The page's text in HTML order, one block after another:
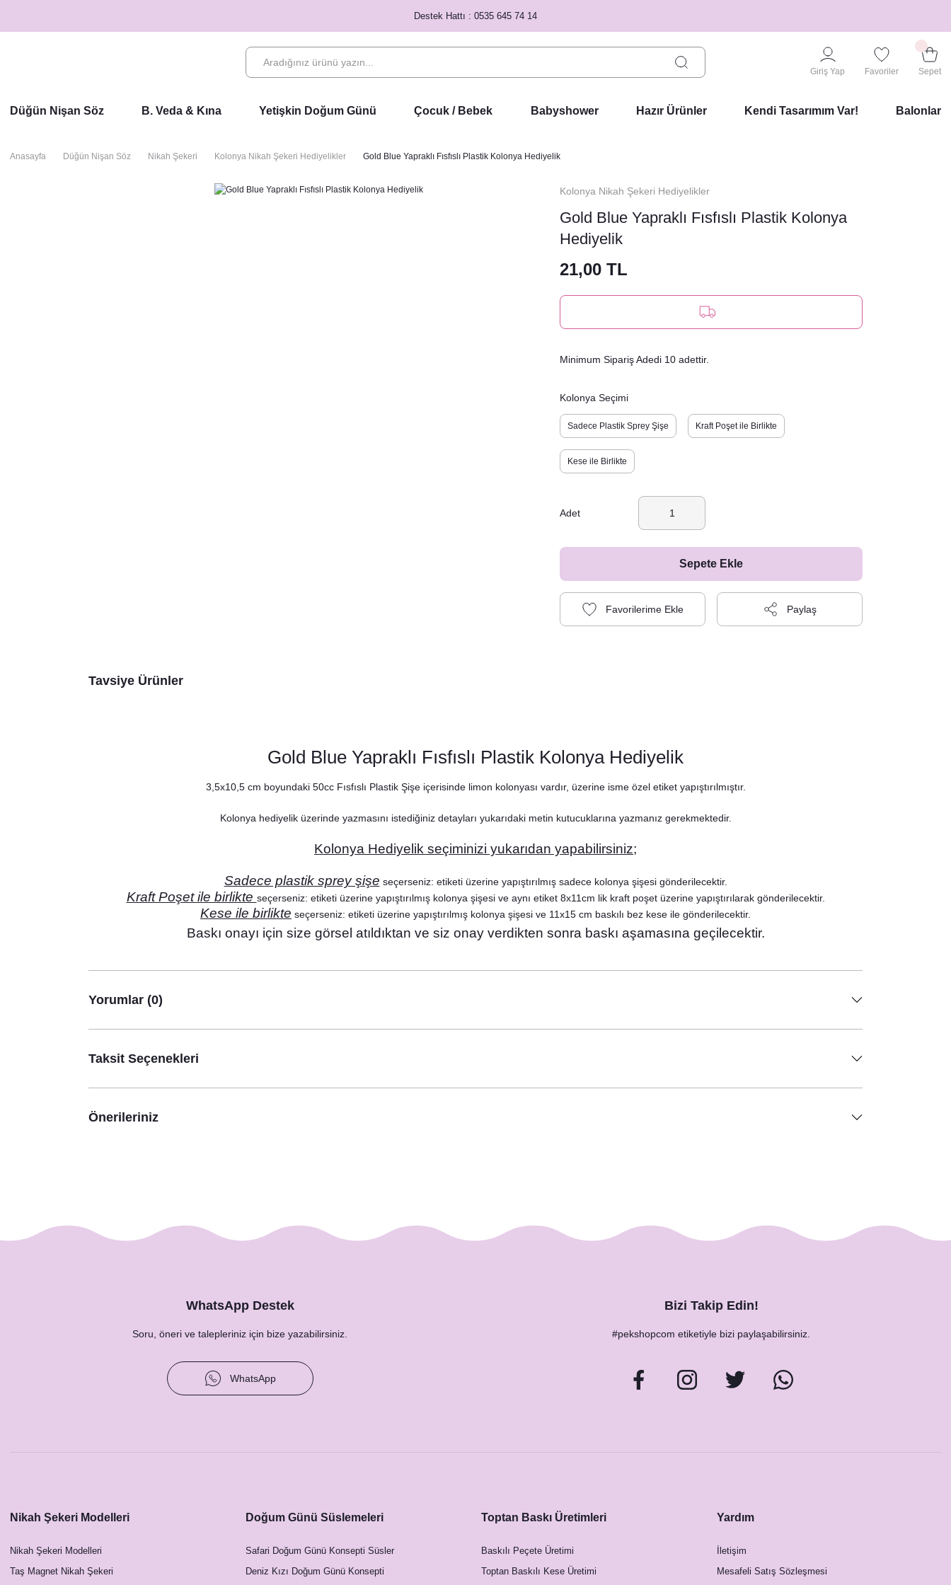
Destek Hattı : 0535 645 74 14
Giriş Yap Favoriler Sepet
Düğün Nişan Söz B. Veda & Kına Yetişkin Doğum Günü Çocuk / Bebek Babyshower Hazır Ürünler Kendi Tasarımım Var! Balonlar
Anasayfa Düğün Nişan Söz Nikah Şekeri Kolonya Nikah Şekeri Hediyelikler Gold Blue Yapraklı Fısfıslı Plastik Kolonya Hediyelik
Tavsiye Ürünler
Gold Blue Yapraklı Konsept Peçete
8,75 TL
18,50 TL
Kolonya Nikah Şekeri Hediyelikler
Gold Blue Yapraklı Fısfıslı Plastik Kolonya
Hediyelik
21,00 TL
Minimum Sipariş Adedi 10 adettir.
Kolonya Seçimi
Sadece Plastik Sprey Şişe Kraft Poşet ile Birlikte
Kese ile Birlikte
Adet
Sepete Ekle
Paylaş
Gold Blue Yapraklı Fısfıslı Plastik Kolonya Hediyelik
3,5x10,5 cm boyundaki 50cc Fısfıslı Plastik Şişe içerisinde limon kolonyası vardır, üzerine isme özel etiket yapıştırılmıştır.
Kolonya hediyelik üzerinde yazmasını istediğiniz detayları yukarıdaki metin kutucuklarına yazmanız gerekmektedir.
Kolonya Hediyelik seçiminizi yukarıdan yapabilirsiniz;
Sadece plastik sprey şişe seçerseniz: etiketi üzerine yapıştırılmış sadece kolonya şişesi gönderilecektir.
Kraft Poşet ile birlikte seçerseniz: etiketi üzerine yapıştırılmış kolonya şişesi ve aynı etiket 8x11cm lik kraft poşet üzerine yapıştırılarak gönderilecektir.
Kese ile birlikte seçerseniz: etiketi üzerine yapıştırılmış kolonya şişesi ve 11x15 cm baskılı bez kese ile gönderilecektir.
Baskı onayı için size görsel atıldıktan ve siz onay verdikten sonra baskı aşamasına geçilecektir.
Yorumlar (0)
Taksit Seçenekleri
Önerileriniz
WhatsApp Destek
Soru, öneri ve talepleriniz için bize yazabilirsiniz.
WhatsApp
Bizi Takip Edin!
#pekshopcom etiketiyle bizi paylaşabilirsiniz.
Nikah Şekeri Modelleri
Nikah Şekeri Modelleri
Taş Magnet Nikah Şekeri
Doğum Günü Süslemeleri
Safari Doğum Günü Konsepti Süsler
Deniz Kızı Doğum Günü Konsepti
Toptan Baskı Üretimleri
Baskılı Peçete Üretimi
Toptan Baskılı Kese Üretimi
Yardım
İletişim
Mesafeli Satış Sözleşmesi